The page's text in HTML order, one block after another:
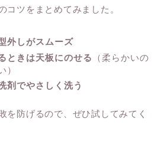
コツをまとめてみました。
外しがスムーズ
ときは天板にのせる
（柔らかいの
）
剤でやさしく洗う
を防げるので、ぜひ試してみてく